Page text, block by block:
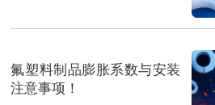
氟塑料制品膨胀系数与安装
注意事项！